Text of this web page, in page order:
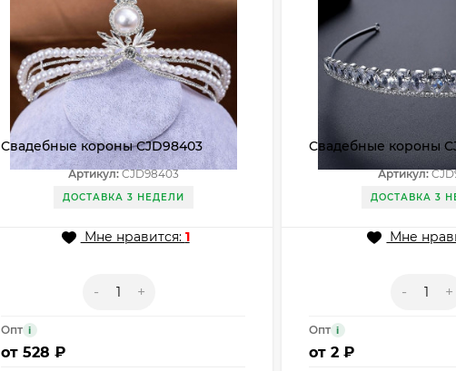
Свадебные короны CJD98403
Артикул:CJD98403
ДОСТАВКА 3 НЕДЕЛИ
Мне нравится: 1
- +
Опт i
от 528 ₽
Свадебные короны
Артикул:
ДОСТАВКА 3
Мне
- +
Опт i
от2 ₽